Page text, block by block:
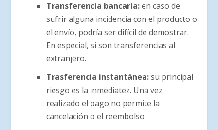
Transferencia bancaria:en caso de
sufrir alguna incidencia con el producto o
el envío, podría ser difícil de demostrar.
En especial, si son transferencias al
extranjero.
Trasferencia instantánea:su principal
riesgo es la inmediatez. Una vez
realizado el pago no permite la
cancelación o el reembolso.